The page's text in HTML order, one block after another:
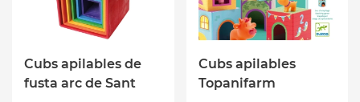
Cubs apilables de
fusta arc de Sant
Cubs apilables
Topanifarm